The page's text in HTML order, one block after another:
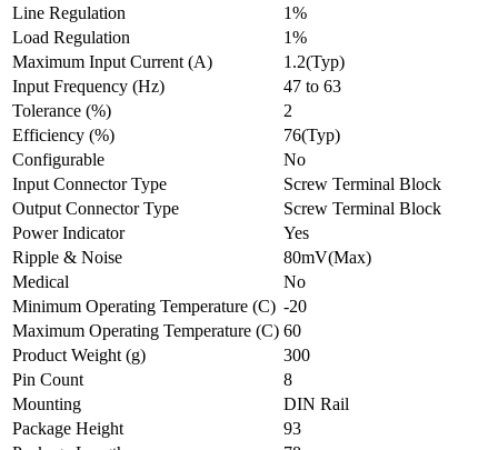
Line Regulation
1%
Load Regulation
1%
Maximum Input Current (A)
1.2(Typ)
Input Frequency (Hz)
47 to 63
Tolerance (%)
2
Efficiency (%)
76(Typ)
Configurable
No
Input Connector Type
Screw Terminal Block
Output Connector Type
Screw Terminal Block
Power Indicator
Yes
Ripple & Noise
80mV(Max)
Medical
No
Minimum Operating Temperature (C) -20
Maximum Operating Temperature (C) 60
Product Weight (g)
300
Pin Count
8
Mounting
DIN Rail
Package Height
93